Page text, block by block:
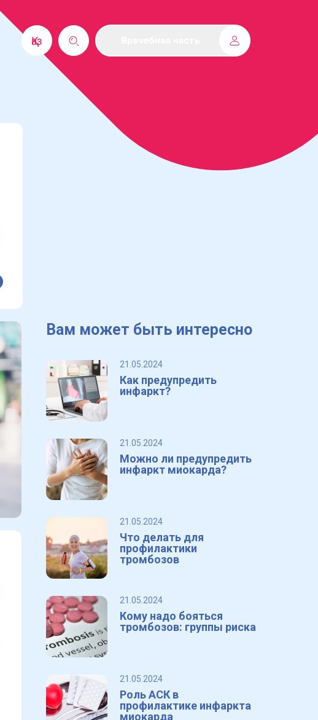
Қаз
Вам может быть интересно
21.05.2024
Как предупредить
инфаркт?
21.05.2024
Можно ли предупредить
инфаркт миокарда?
21.05.2024
Что делать для
профилактики
тромбозов
21.05.2024
Кому надо бояться
тромбозов: группы риска
21.05.2024
Роль АСК в
профилактике инфаркта
миокарда